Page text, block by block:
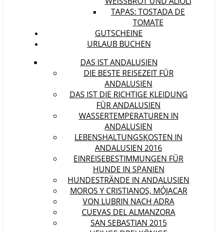
TAPAS: TOSTADA DE
TOMATE
GUTSCHEINE
URLAUB BUCHEN
DAS IST ANDALUSIEN
DIE BESTE REISEZEIT FÜR
ANDALUSIEN
DAS IST DIE RICHTIGE KLEIDUNG
FÜR ANDALUSIEN
WASSERTEMPERATUREN IN
ANDALUSIEN
LEBENSHALTUNGSKOSTEN IN
ANDALUSIEN 2016
EINREISEBESTIMMUNGEN FÜR
HUNDE IN SPANIEN
HUNDESTRÄNDE IN ANDALUSIEN
MOROS Y CRISTIANOS, MÓJACAR
VON LUBRIN NACH ADRA
CUEVAS DEL ALMANZORA
SAN SEBASTIAN 2015